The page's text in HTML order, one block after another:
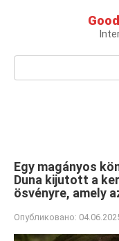
Поиск:
Egy magányos
Duna kijutott a
ösvényre, amely
Опубликовано: